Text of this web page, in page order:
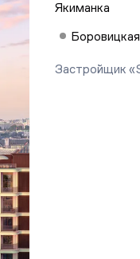
Якиманка
Боровицкая
Застройщик